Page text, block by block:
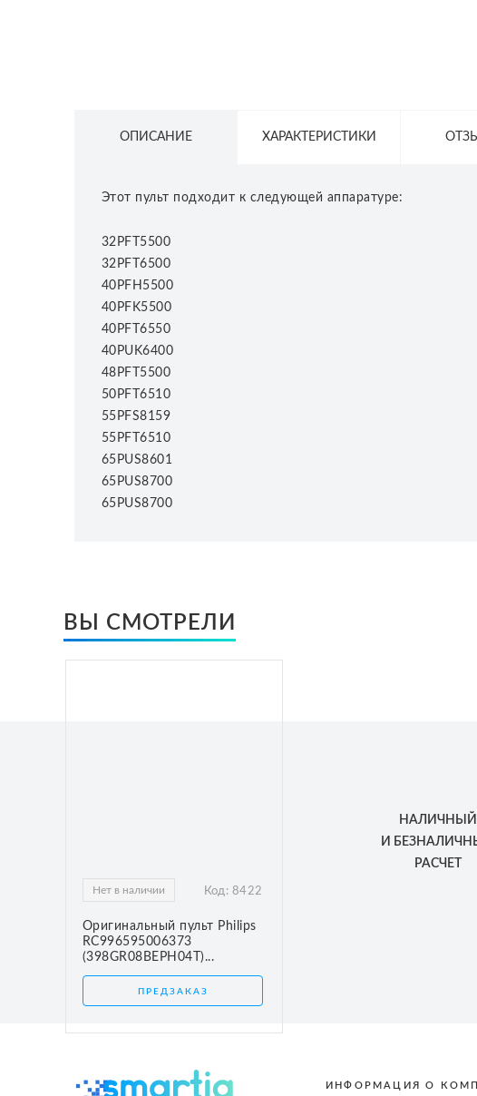
РАСПРОДАЖА
ОПИСАНИЕ ХАРАКТЕРИСТИКИ
Этот пульт подходит к следующей аппаратуре:
32PFT5500
32PFT6500
40PFH5500
40PFK5500
40PFT6550
40PUK6400
48PFT5500
50PFT6510
55PFS8159
55PFT6510
65PUS8601
65PUS8700
65PUS8700
ВЫ СМОТРЕЛИ
Нет в наличии Код: 8422
Оригинальный пульт Philips
RC996595006373
(398GR08BEPH04T)...
ПРЕДЗАКАЗ
НАЛИЧНЫЙ
И
РАСЧЕТ
ИНФОРМАЦИЯ О